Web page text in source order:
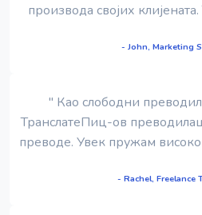
производа својих
- John, Marketing
" Као слободни
ТранслатеПиц-ов
преводе. Увек пружам
- Rachel, Freelance